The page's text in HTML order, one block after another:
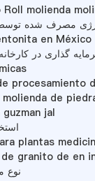
molienda
مصرف شده
en México
گذاری در
procesamiento
de
jal
plantas
granito de en
نوع